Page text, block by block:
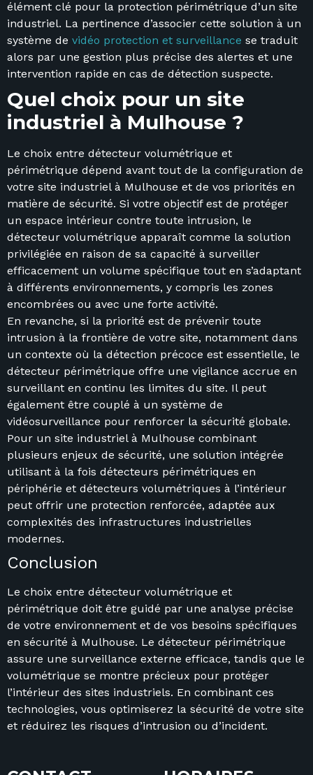
élément clé pour la protection périmétrique d’un site
industriel. La pertinence d’associer cette solution à un
système de vidéo protection et surveillance se traduit
alors par une gestion plus précise des alertes et une
intervention rapide en cas de détection suspecte.
Quel choix pour un site
industriel à Mulhouse ?
Le choix entre détecteur volumétrique et
périmétrique dépend avant tout de la configuration de
votre site industriel à Mulhouse et de vos priorités en
matière de sécurité. Si votre objectif est de protéger
un espace intérieur contre toute intrusion, le
détecteur volumétrique apparaît comme la solution
privilégiée en raison de sa capacité à surveiller
efficacement un volume spécifique tout en s’adaptant
à différents environnements, y compris les zones
encombrées ou avec une forte activité.
En revanche, si la priorité est de prévenir toute
intrusion à la frontière de votre site, notamment dans
un contexte où la détection précoce est essentielle, le
détecteur périmétrique offre une vigilance accrue en
surveillant en continu les limites du site. Il peut
également être couplé à un système de
vidéosurveillance pour renforcer la sécurité globale.
Pour un site industriel à Mulhouse combinant
plusieurs enjeux de sécurité, une solution intégrée
utilisant à la fois détecteurs périmétriques en
périphérie et détecteurs volumétriques à l’intérieur
peut offrir une protection renforcée, adaptée aux
complexités des infrastructures industrielles
modernes.
Conclusion
Le choix entre détecteur volumétrique et
périmétrique doit être guidé par une analyse précise
de votre environnement et de vos besoins spécifiques
en sécurité à Mulhouse. Le détecteur périmétrique
assure une surveillance externe efficace, tandis que le
volumétrique se montre précieux pour protéger
l’intérieur des sites industriels. En combinant ces
technologies, vous optimiserez la sécurité de votre site
et réduirez les risques d’intrusion ou d’incident.